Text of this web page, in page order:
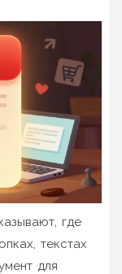
где
текстах
для